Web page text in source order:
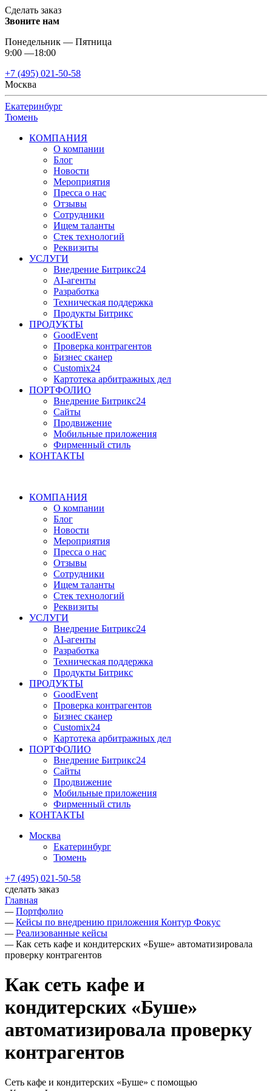
Сделать заказ
Звоните нам
Понедельник — Пятница
9:00 —18:00
+7 (495) 021-50-58
Москва
Екатеринбург
Тюмень
КОМПАНИЯ
О компании
Блог
Новости
Мероприятия
Пресса о нас
Отзывы
Сотрудники
Ищем таланты
Стек технологий
Реквизиты
УСЛУГИ
Внедрение Битрикс24
AI-агенты
Разработка
Техническая поддержка
Продукты Битрикс
ПРОДУКТЫ
GoodEvent
Проверка контрагентов
Бизнес сканер
Customix24
Картотека арбитражных дел
ПОРТФОЛИО
Внедрение Битрикс24
Сайты
Продвижение
Мобильные приложения
Фирменный стиль
КОНТАКТЫ
КОМПАНИЯ
О компании
Блог
Новости
Мероприятия
Пресса о нас
Отзывы
Сотрудники
Ищем таланты
Стек технологий
Реквизиты
УСЛУГИ
Внедрение Битрикс24
AI-агенты
Разработка
Техническая поддержка
Продукты Битрикс
ПРОДУКТЫ
GoodEvent
Проверка контрагентов
Бизнес сканер
Customix24
Картотека арбитражных дел
ПОРТФОЛИО
Внедрение Битрикс24
Сайты
Продвижение
Мобильные приложения
Фирменный стиль
КОНТАКТЫ
Москва
Екатеринбург
Тюмень
+7 (495) 021-50-58
сделать заказ
Главная
— Портфолио
— Кейсы по внедрению приложения Контур Фокус
— Реализованные кейсы
— Как сеть кафе и кондитерских «Буше» автоматизировала
проверку контрагентов
Как сеть кафе и
кондитерских «Буше»
автоматизировала проверку
контрагентов
Сеть кафе и кондитерских «Буше» с помощью